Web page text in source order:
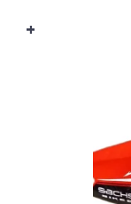
+